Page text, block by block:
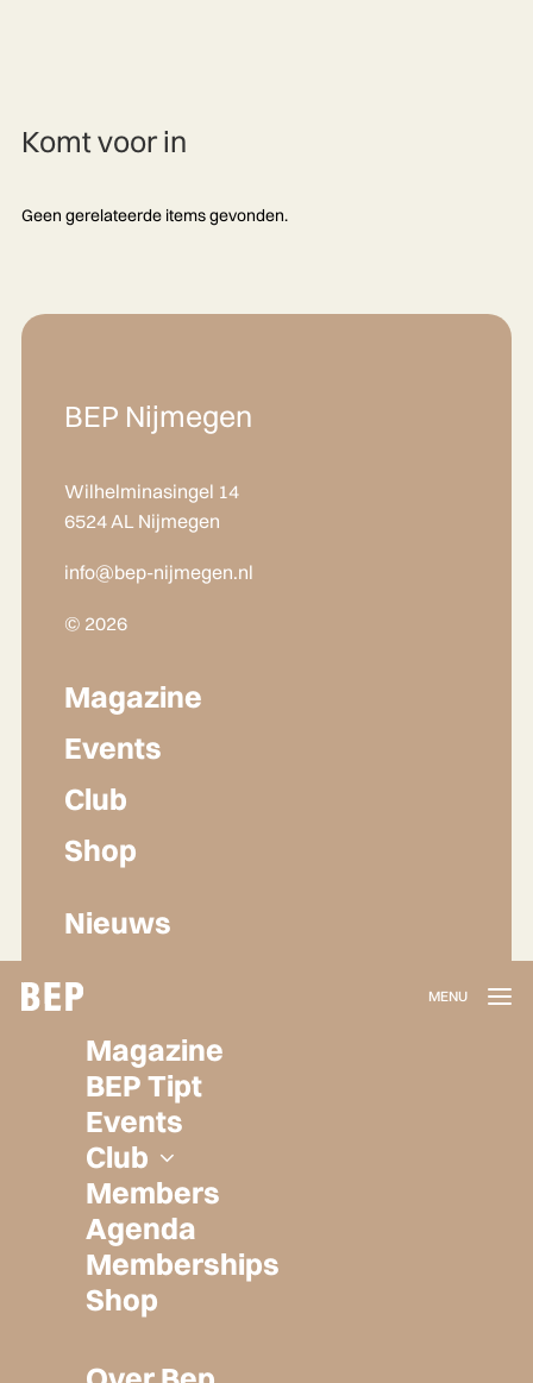
Magazine
BEP Tipt
Events
Club
Members
Agenda
Memberships
Shop
Komt voor in
Geen gerelateerde items gevonden.
BEP Nijmegen
Wilhelminasingel 14
6524 AL Nijmegen
info@bep-nijmegen.nl
© 2026
Magazine
Events
Club
Shop
Nieuws
Lidmaatschap
Herroepen
Privacy policy
Algemene voorwaarden